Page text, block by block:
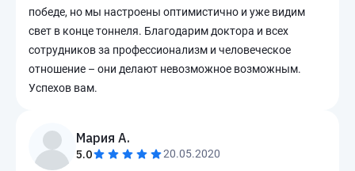
победе, но мы настроены оптимистично и уже видим
свет в конце тоннеля. Благодарим доктора и всех
сотрудников за профессионализм и человеческое
отношение – они делают невозможное возможным.
Успехов вам.
Мария А.
5.0 20.05.2020